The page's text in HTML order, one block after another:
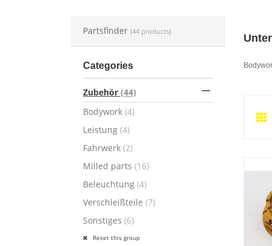
Partsfinder (44 products)
Categories

Zubehör (44)
Bodywork (4)
Leistung (4)
Fahrwerk (2)
Milled parts (16)
Beleuchtung (4)
Verschleißteile (7)
Sonstiges (6)
Reset this group